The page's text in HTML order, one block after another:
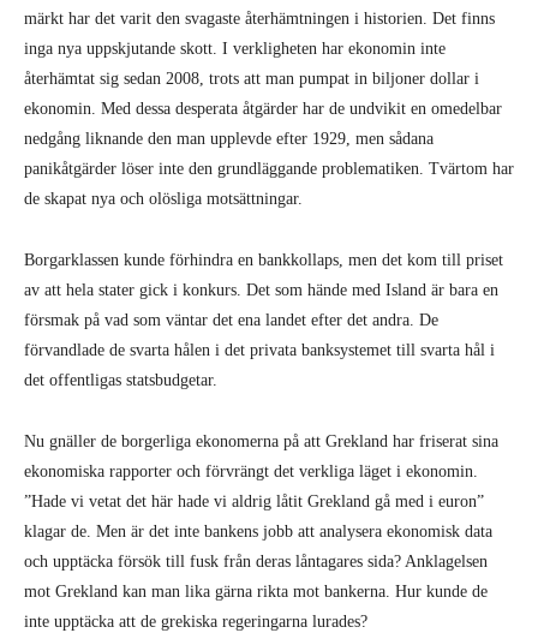
märkt har det varit den svagaste återhämtningen i historien. Det finns
inga nya uppskjutande skott. I verkligheten har ekonomin inte
återhämtat sig sedan 2008, trots att man pumpat in biljoner dollar i
ekonomin. Med dessa desperata åtgärder har de undvikit en omedelbar
nedgång liknande den man upplevde efter 1929, men sådana
panikåtgärder löser inte den grundläggande problematiken. Tvärtom har
de skapat nya och olösliga motsättningar.
Borgarklassen kunde förhindra en bankkollaps, men det kom till priset
av att hela stater gick i konkurs. Det som hände med Island är bara en
försmak på vad som väntar det ena landet efter det andra. De
förvandlade de svarta hålen i det privata banksystemet till svarta hål i
det offentligas statsbudgetar.
Nu gnäller de borgerliga ekonomerna på att Grekland har friserat sina
ekonomiska rapporter och förvrängt det verkliga läget i ekonomin.
”Hade vi vetat det här hade vi aldrig låtit Grekland gå med i euron”
klagar de. Men är det inte bankens jobb att analysera ekonomisk data
och upptäcka försök till fusk från deras låntagares sida? Anklagelsen
mot Grekland kan man lika gärna rikta mot bankerna. Hur kunde de
inte upptäcka att de grekiska regeringarna lurades?